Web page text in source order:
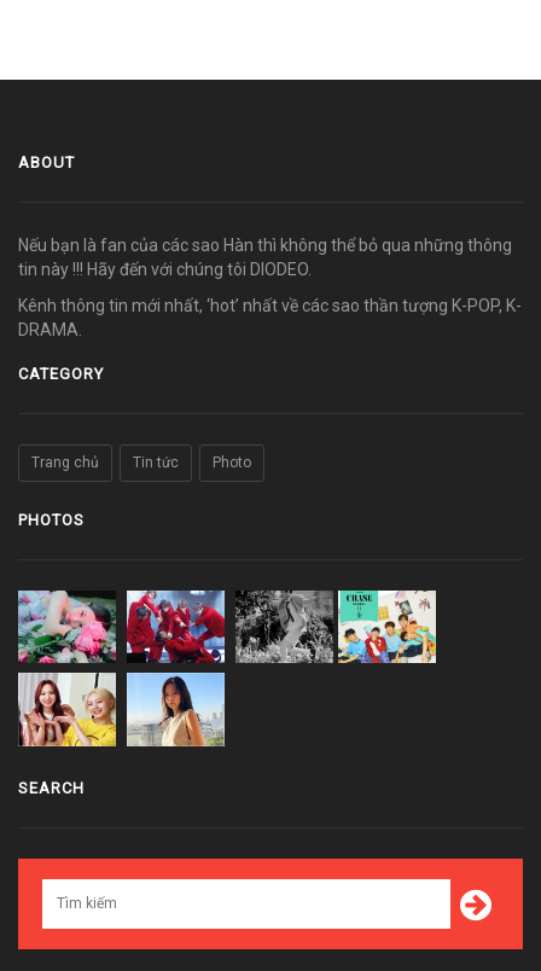
ABOUT
Nếu bạn là fan của các sao Hàn thì không thể bỏ qua những thông
tin này !!! Hãy đến với chúng tôi DIODEO.
Kênh thông tin mới nhất, ‘hot’ nhất về các sao thần tượng K-POP, K-
DRAMA.
CATEGORY
Trang chủ Tin tức Photo
PHOTOS
SEARCH